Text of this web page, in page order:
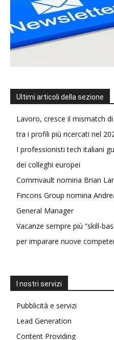
Ultimi articoli della sezione
Lavoro, cresce il mismatch
tra i profili più ricercati nel
I professionisti tech italiani
dei colleghi europei
Commvault nomina Brian
Fincons Group nomina
General Manager
Vacanze sempre più “skill-
per imparare nuove
I nostri servizi
Pubblicità e servizi
Lead Generation
Content Providing